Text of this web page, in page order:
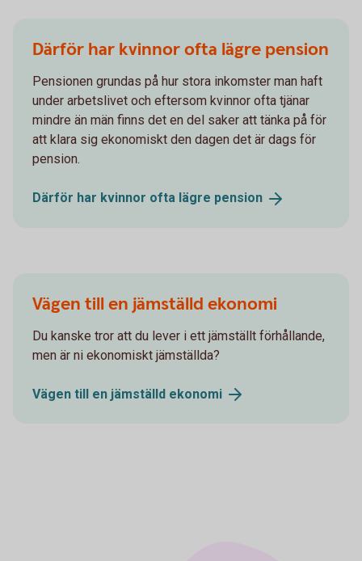
Därför har kvinnor ofta lägre pension
Pensionen grundas på hur stora inkomster man haft
under arbetslivet och eftersom kvinnor ofta tjänar
mindre än män finns det en del saker att tänka på för
att klara sig ekonomiskt den dagen det är dags för
pension.
Därför har kvinnor ofta lägre pension
Vägen till en jämställd ekonomi
Du kanske tror att du lever i ett jämställt förhållande,
men är ni ekonomiskt jämställda?
Vägen till en jämställd ekonomi